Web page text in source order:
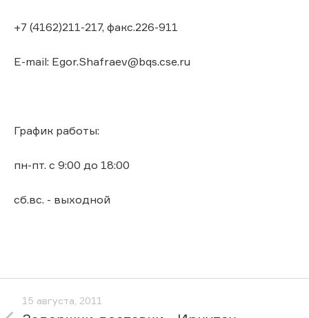
+7 (4162)211-217, факс.226-911
E-mail: Egor.Shafraev@bqs.cse.ru
График работы:
пн-пт. с 9:00 до 18:00
сб.вс. - выходной
15 августа, 2011